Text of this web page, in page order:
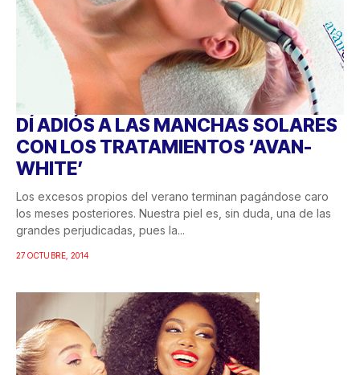
DÍ ADIÓS A LAS MANCHAS SOLARES
CON LOS TRATAMIENTOS ‘AVAN-
WHITE’
Los excesos propios del verano terminan pagándose caro
los meses posteriores. Nuestra piel es, sin duda, una de las
grandes perjudicadas, pues la...
27 OCTUBRE, 2014